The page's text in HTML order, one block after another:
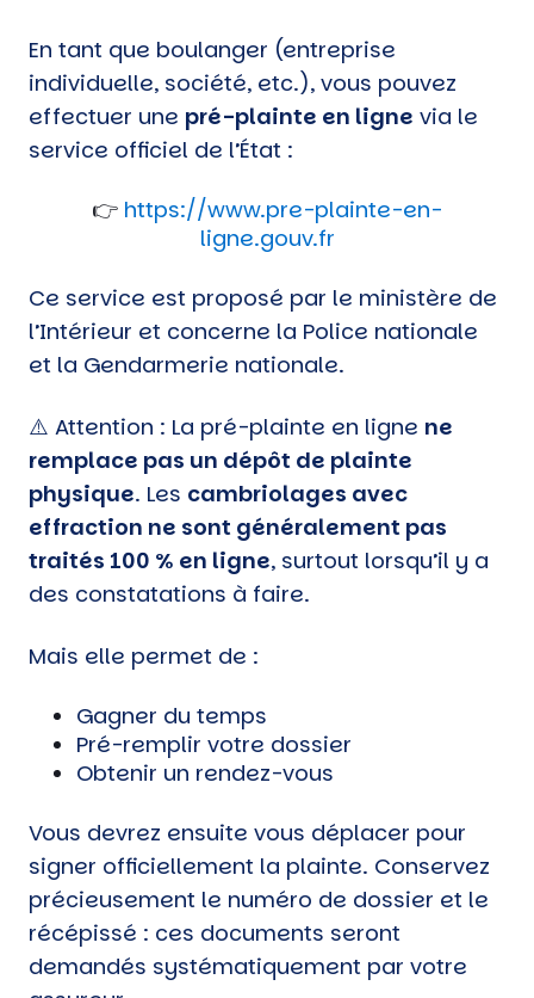
En tant que boulanger (entreprise
individuelle, société, etc.), vous pouvez
effectuer une pré-plainte en ligne via le
service officiel de l’État :
👉 https://www.pre-plainte-en-
ligne.gouv.fr
Ce service est proposé par le ministère de
l’Intérieur et concerne la Police nationale
et la Gendarmerie nationale.
⚠️ Attention : La pré-plainte en ligne ne
remplace pas un dépôt de plainte
physique. Les cambriolages avec
effraction ne sont généralement pas
traités 100 % en ligne, surtout lorsqu’il y a
des constatations à faire.
Mais elle permet de :
Gagner du temps
Pré-remplir votre dossier
Obtenir un rendez-vous
Vous devrez ensuite vous déplacer pour
signer officiellement la plainte. Conservez
précieusement le numéro de dossier et le
récépissé : ces documents seront
demandés systématiquement par votre